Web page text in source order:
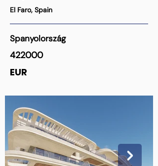
El Faro, Spain
Spanyolország
422000
EUR